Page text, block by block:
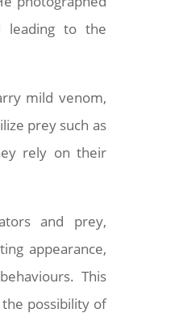
leading to the
mild venom,
prey such as
rely on their
and prey,
appearance,
This
possibility of